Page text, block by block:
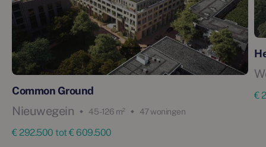
Common Ground
Nieuwegein 45 - 126 m² 47 woningen
€ 292.500 tot € 609.500
€